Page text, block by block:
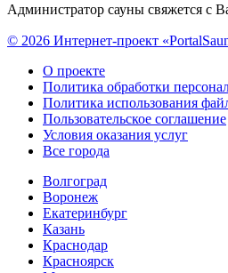
Администратор сауны свяжется с
© 2026 Интернет-проект
О проекте
Политика обработки
Политика использования
Пользовательское соглашение
Условия оказания услуг
Все города
Волгоград
Воронеж
Екатеринбург
Казань
Краснодар
Красноярск